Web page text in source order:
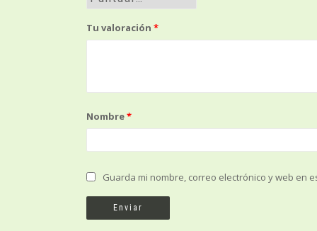
Tu valoración *
Nombre*
Guarda mi nombre, correo electrónico y web en